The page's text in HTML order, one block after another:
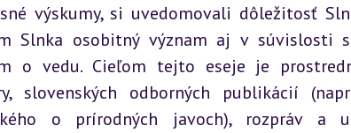
výskumy, si uvedomovali dôležitosť
Slnka osobitný význam aj v súvislosti
o vedu. Cieľom tejto eseje je
slovenských odborných publikácií
o prírodných javoch), rozpráv a